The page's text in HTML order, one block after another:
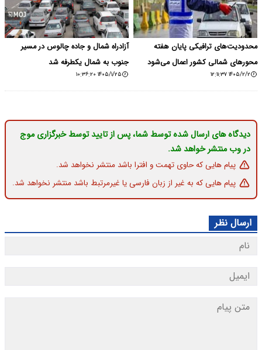
محدودیت‌های ترافیکی پایان هفته
محورهای شمالی کشور اعمال می‌شود
۱۴۰۵/۲/۲ ۱۲:۱۱:۳۷
آزادراه شمال و جاده چالوس در مسیر
جنوب به شمال یکطرفه شد
۱۴۰۵/۱/۲۵ ۱۰:۳۶:۲۰
دیدگاه های ارسال شده توسط شما، پس از تایید توسط خبرگزاری موج
در وب منتشر خواهد شد.
پیام هایی که حاوی تهمت و افترا باشد منتشر نخواهد شد.
پیام هایی که به غیر از زبان فارسی یا غیرمرتبط باشد منتشر نخواهد شد.
ارسال نظر